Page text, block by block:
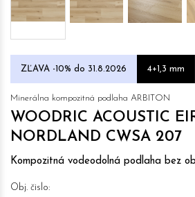
ZĽAVA -10% do 31.8.2026 4+1,3 mm
Minerálna kompozitná podlaha ARBITON
WOODRIC ACOUSTIC
NORDLAND CWSA 207
Kompozitná vodeodolná podlaha bez
Obj. čislo: